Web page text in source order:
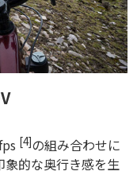
[4]の組み合わせに
象的な奥行き感を生